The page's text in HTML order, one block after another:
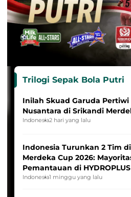
Trilogi Sepak Bola Putri
Inilah Skuad Garuda
Nusantara di Srikandi
Indonesia2 hari yang lalu
Indonesia Turunkan 2 Tim
Merdeka Cup 2026:
Pemantauan di
League
Indonesia1 minggu yang lalu